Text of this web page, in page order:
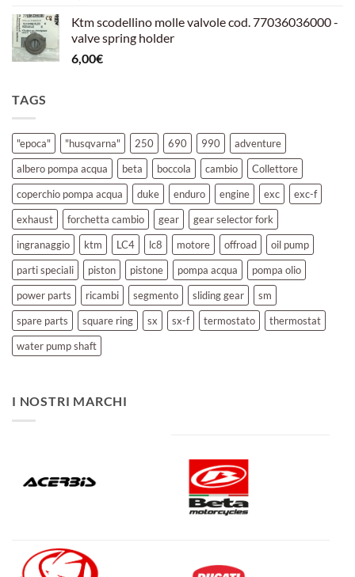
Ktm scodellino molle valvole cod. 77036036000 -
valve spring holder
6,00€
TAGS
"epoca" "husqvarna" 250 690 990
adventure
albero pompa acqua
beta boccola cambio
Collettore
coperchio pompa acqua
duke enduro engine exc
exc-f
exhaust
forchetta cambio gear
gear selector fork
ingranaggio
ktm LC4 lc8 motore offroad
oil pump
parti speciali
piston pistone pompa acqua
pompa olio
power parts
ricambi segmento sliding gear
sm
spare parts
square ring sx sx-f termostato
thermostat
water pump shaft
I NOSTRI MARCHI